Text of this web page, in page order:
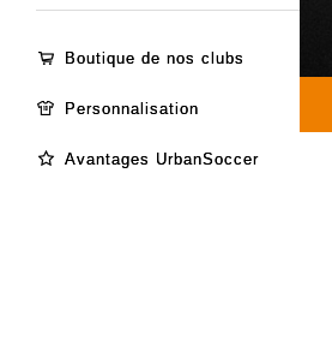
Boutique de nos clubs
Personnalisation
Avantages UrbanSoccer